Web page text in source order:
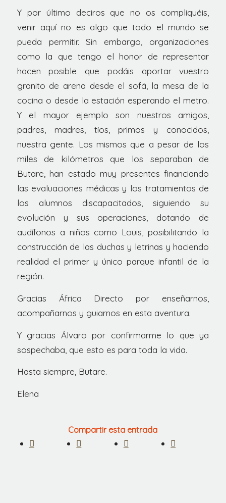
Y por último deciros que no os compliquéis,
venir aquí no es algo que todo el mundo se
pueda permitir. Sin embargo, organizaciones
como la que tengo el honor de representar
hacen posible que podáis aportar vuestro
granito de arena desde el sofá, la mesa de la
cocina o desde la estación esperando el metro.
Y el mayor ejemplo son nuestros amigos,
padres, madres, tíos, primos y conocidos,
nuestra gente. Los mismos que a pesar de los
miles de kilómetros que los separaban de
Butare, han estado muy presentes financiando
las evaluaciones médicas y los tratamientos de
los alumnos discapacitados, siguiendo su
evolución y sus operaciones, dotando de
audífonos a niños como Louis, posibilitando la
construcción de las duchas y letrinas y haciendo
realidad el primer y único parque infantil de la
región.
Gracias África Directo por enseñarnos,
acompañarnos y guiarnos en esta aventura.
Y gracias Álvaro por confirmarme lo que ya
sospechaba, que esto es para toda la vida.
Hasta siempre, Butare.
Elena
Compartir esta entrada